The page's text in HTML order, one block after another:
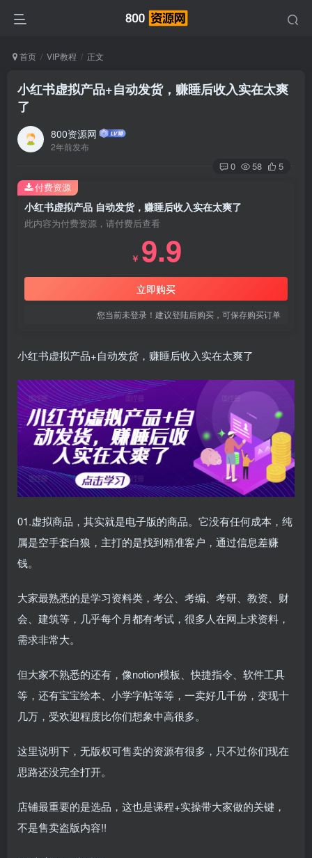
首页 VIP教程 正文
小红书虚拟产品+自动发货，赚睡后收入实在太爽
了
800资源网
2年前发布
0 58 5
小红书虚拟产品 自动发货，赚睡后收入实在太爽了
此内容为付费资源，请付费后查看
￥ 9.9
立即购买
您当前未登录！建议登陆后购买，可保存购买订单
付费资源
小红书虚拟产品+自动发货，赚睡后收入实在太爽了
01.虚拟商品，其实就是电子版的商品。它没有任何成本，纯
属是空手套白狼，主打的是找到精准客户，通过信息差赚
钱。
大家最熟悉的是学习资料类，考公、考编、考研、教资、财
会、建筑等，几乎每个月都有考试，很多人在网上求资料，
需求非常大。
但大家不熟悉的还有，像notion模板、快捷指令、软件工具
等，还有宝宝绘本、小学字帖等等，一卖好几千份，变现十
几万，受欢迎程度比你们想象中高很多。
这里说明下，无版权可售卖的资源有很多，只不过你们现在
思路还没完全打开。
店铺最重要的是选品，这也是课程+实操带大家做的关键，
不是售卖盗版内容!!